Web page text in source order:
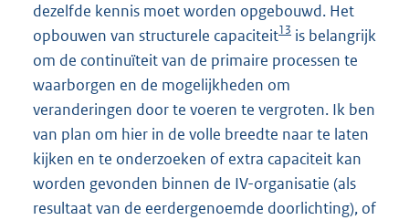
dezelfde kennis moet worden opgebouwd. Het
opbouwen van structurele capaciteit13 is belangrijk
om de continuïteit van de primaire processen te
waarborgen en de mogelijkheden om
veranderingen door te voeren te vergroten. Ik ben
van plan om hier in de volle breedte naar te laten
kijken en te onderzoeken of extra capaciteit kan
worden gevonden binnen de IV-organisatie (als
resultaat van de eerdergenoemde doorlichting), of